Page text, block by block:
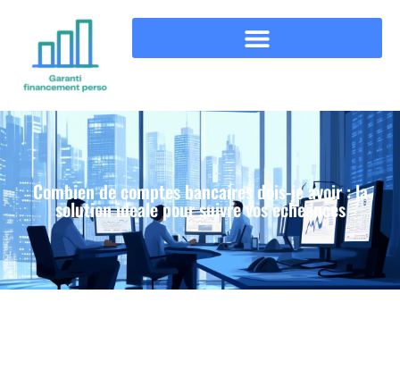
Combien de comptes bancaires dois-je avoir : la
solution ideale pour suivre vos echeances